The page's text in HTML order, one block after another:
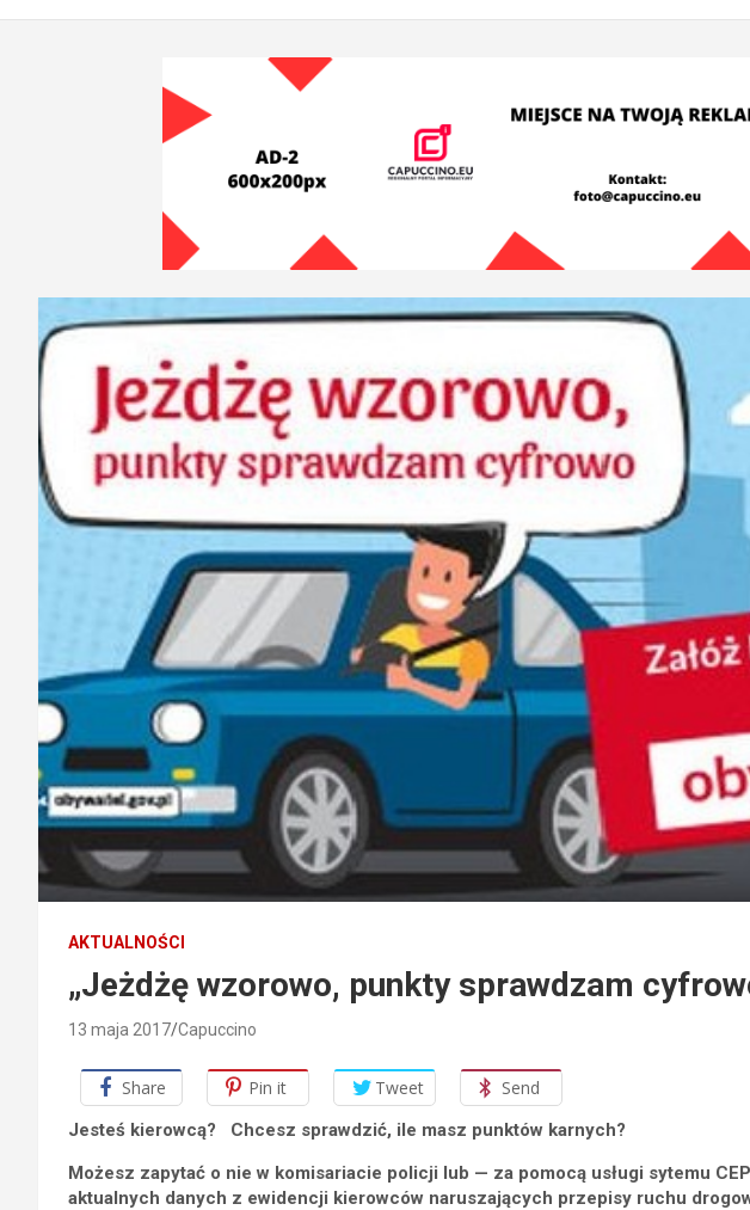
AKTUALNOŚCI
„Jeżdżę wzorowo, punkty sprawdzam
13 maja 2017 Capuccino
Share Pin it Tweet Send
Jesteś kierowcą? Chcesz sprawdzić, ile masz punktów karnych?
Możesz zapytać o nie w komisariacie policji lub — za pomocą usługi sytemu
aktualnych danych z ewidencji kierowców naruszających przepisy ruchu